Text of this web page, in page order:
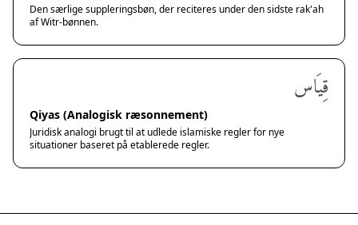
Den særlige suppleringsbøn, der reciteres under den sidste rak'ah
af Witr-bønnen.
قِيَاس
Qiyas (Analogisk ræsonnement)
Juridisk analogi brugt til at udlede islamiske regler for nye
situationer baseret på etablerede regler.